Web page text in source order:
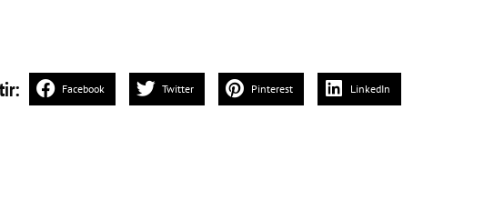
Facebook Twitter Pinterest LinkedIn